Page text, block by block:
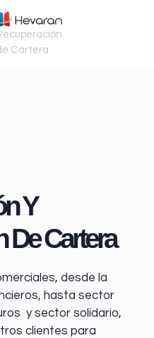
Cartera
Y
De Cartera
desde la
, hasta sector
y sector solidario,
clientes para